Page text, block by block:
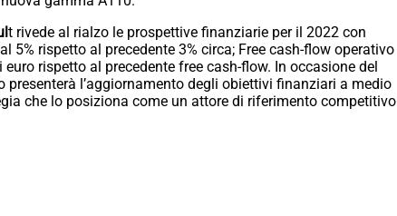
t rivede al rialzo le prospettive finanziarie per il 2022 con
5% rispetto al precedente 3% circa; Free cash-flow operativo
rispetto al precedente free cash-flow. In occasione del
presenterà l’aggiornamento degli obiettivi finanziari a medio
che lo posiziona come un attore di riferimento competitivo